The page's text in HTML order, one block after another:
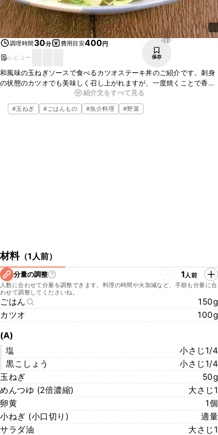
調理時間 30分 費用目安400円
レビュー
234
保存
和風味の玉ねぎソースで食べるカツオステーキ丼のご紹介です。刺身
の状態のカツオでも美味しく召し上がれますが、一度焼くことで香ば
しくなり美味しいですよ。玉ねぎソースがカツオステーキとごはんに
良く合います。是非お試しください。
紹介文をすべて見る
#玉ねぎ #ごはんもの #魚介料理 #野菜
材料（1人前）
分量の調整 1人前
人数に合わせて分量を調整できます。料理の時間や火加減など、手順も分量に合
わせて調整してくださいね。
ごはん
150g
カツオ
100g
(A)
塩
小さじ1/4
黒こしょう
小さじ1/4
玉ねぎ
50g
めんつゆ (2倍濃縮)
大さじ1
卵黄
1個
小ねぎ (小口切り)
適量
サラダ油
大さじ1